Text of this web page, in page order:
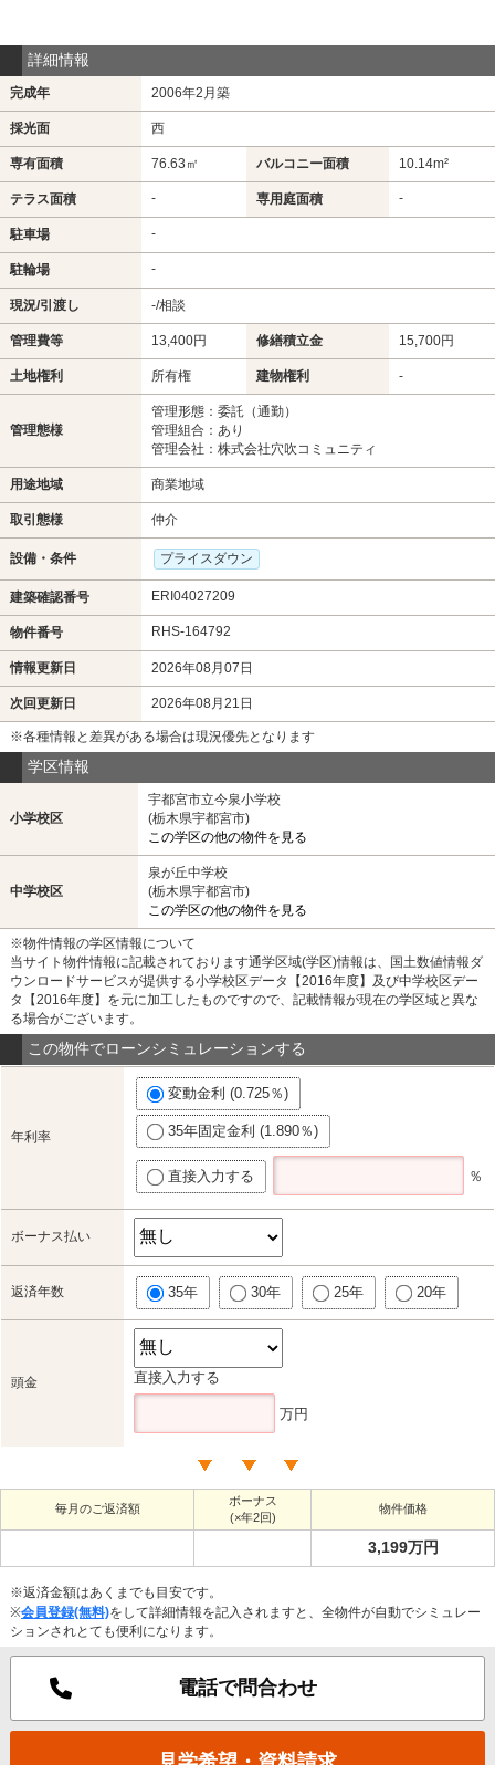
詳細情報
完成年 2006年2月築
採光面 西
専有面積 76.63㎡ バルコニー面積 10.14m²
テラス面積 - 専用庭面積 -
駐車場 -
駐輪場 -
現況/引渡し -/相談
管理費等 13,400円 修繕積立金 15,700円
土地権利 所有権 建物権利 -
管理態様
管理形態：委託（通勤）
管理組合：あり
管理会社：株式会社穴吹コミュニティ
用途地域 商業地域
取引態様 仲介
設備・条件 プライスダウン
建築確認番号 ERI04027209
物件番号 RHS-164792
情報更新日 2026年08月07日
次回更新日 2026年08月21日
※各種情報と差異がある場合は現況優先となります
学区情報
小学校区
宇都宮市立今泉小学校
(栃木県宇都宮市)
この学区の他の物件を見る
中学校区
泉が丘中学校
(栃木県宇都宮市)
この学区の他の物件を見る
※物件情報の学区情報について
当サイト物件情報に記載されております通学区域(学区)情報は、国土数値情報ダ
ウンロードサービスが提供する小学校区データ【2016年度】及び中学校区デー
タ【2016年度】を元に加工したものですので、記載情報が現在の学区域と異な
る場合がございます。
この物件でローンシミュレーションする
年利率
変動金利 (0.725％)
35年固定金利 (1.890％)
直接入力する ％
ボーナス払い
返済年数 35年 30年 25年 20年
頭金 直接入力する
万円
毎月のご返済額
ボーナス
(×年2回)
物件価格
3,199万円
※返済金額はあくまでも目安です。
※会員登録(無料)をして詳細情報を記入されますと、全物件が自動でシミュレー
ションされとても便利になります。
電話で問合わせ